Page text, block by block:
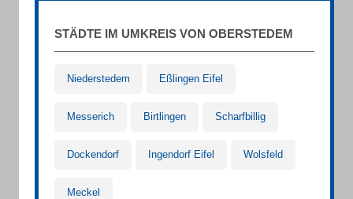
STÄDTE IM UMKREIS VON OBERSTEDEM
Niederstedem Eßlingen Eifel
Messerich Birtlingen Scharfbillig
Dockendorf Ingendorf Eifel Wolsfeld
Meckel